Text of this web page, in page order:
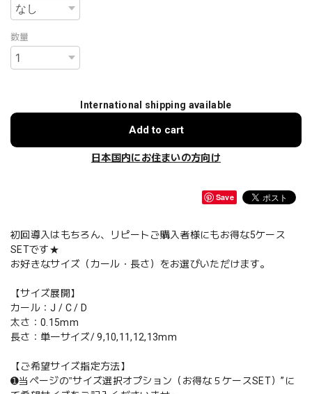
数量
International shipping available
Add to cart
日本国内にお住まいの方向け
Save
初回導入はもちろん、リピートご購入者様にもお得な5ケース
SETです★
お好きなサイズ（カール・長さ）をお選びいただけます。
【サイズ展開】
カール：J / C / D
太さ：0.15mm
長さ：単一サイズ/ 9,10,11,12,13mm
【ご希望サイズ指定方法】
➊当ページの‟サイズ選択オプション（お得な５ケースSET）”に